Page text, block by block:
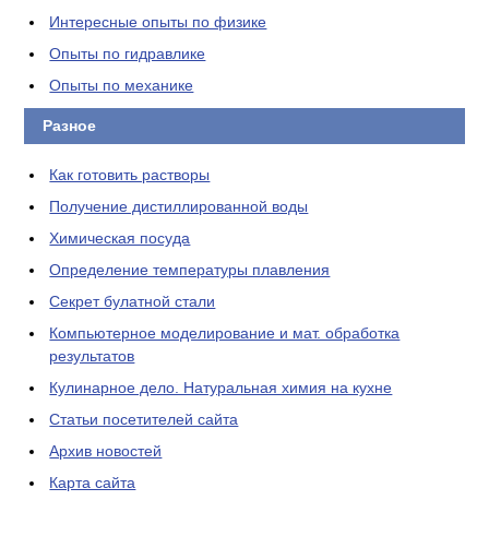
Интересные опыты по физике
Опыты по гидравлике
Опыты по механике
Разное
Как готовить растворы
Получение дистиллированной воды
Химическая посуда
Определение температуры плавления
Секрет булатной стали
Компьютерное моделирование и мат. обработка
результатов
Кулинарное дело. Натуральная химия на кухне
Статьи посетителей сайта
Архив новостей
Карта сайта